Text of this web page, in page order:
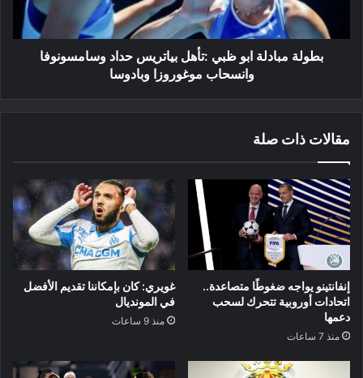
وسامسونوفا
وانسحاب
موغوروزابطولة مبادلة ابو ظبي :تأهل بياتريس حداد وسامسونوفا
وانسحاب موغوروزا وبادوسا
مقالات ذات صلة
إنفانتينو يواجه ضغوطًا متصاعدة..
اتحادات أوروبية تتحرك لسحب
دعمها
منذ 7 ساعات
غويري: كان بإمكاننا تقديم الأفضل
في المونديال
منذ 9 ساعات